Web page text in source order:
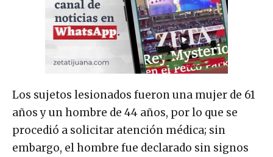
Los sujetos lesionados fueron una mujer de 61
años y un hombre de 44 años, por lo que se
procedió a solicitar atención médica; sin
embargo, el hombre fue declarado sin signos